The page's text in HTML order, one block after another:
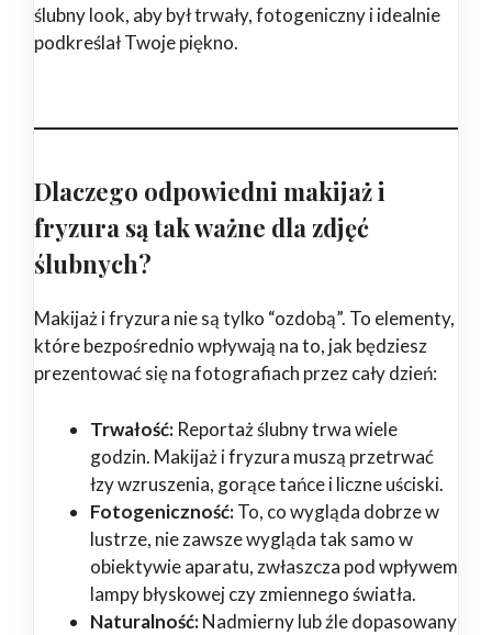
ślubny look, aby był trwały, fotogeniczny i idealnie
podkreślał Twoje piękno.
Dlaczego odpowiedni makijaż i
fryzura są tak ważne dla zdjęć
ślubnych?
Makijaż i fryzura nie są tylko “ozdobą”. To elementy,
które bezpośrednio wpływają na to, jak będziesz
prezentować się na fotografiach przez cały dzień:
Trwałość: Reportaż ślubny trwa wiele
godzin. Makijaż i fryzura muszą przetrwać
łzy wzruszenia, gorące tańce i liczne uściski.
Fotogeniczność:To, co wygląda dobrze w
lustrze, nie zawsze wygląda tak samo w
obiektywie aparatu, zwłaszcza pod wpływem
lampy błyskowej czy zmiennego światła.
Naturalność:Nadmierny lub źle dopasowany